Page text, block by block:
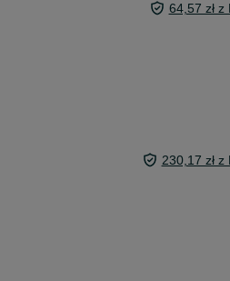
64,57 zł
230,17 zł